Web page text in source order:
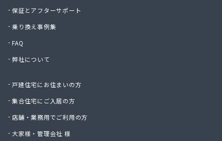
株式会社宇佐美プロパン
株式会社下林
株式会社桑原商事
株式会社元久商店
株式会社古田商店
株式会社三好ガス
株式会社山源服部商会
保証とアフターサポート
乗り換え事例集
FAQ
弊社について
戸建住宅にお住まいの方
集合住宅にご入居の方
店舗・業務用でご利用の方
大家様・管理会社 様